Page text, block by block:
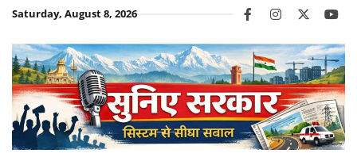
Skip
content
Saturday, August 8, 2026 facebookinstagram
twitter